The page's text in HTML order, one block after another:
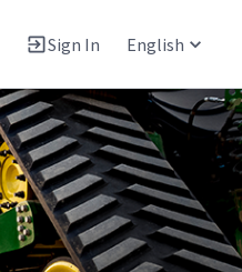
Sign In English